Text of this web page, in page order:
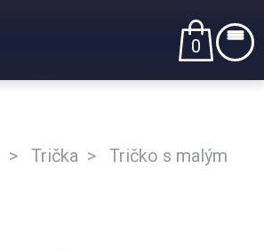
0
Trička
Tričko s malým